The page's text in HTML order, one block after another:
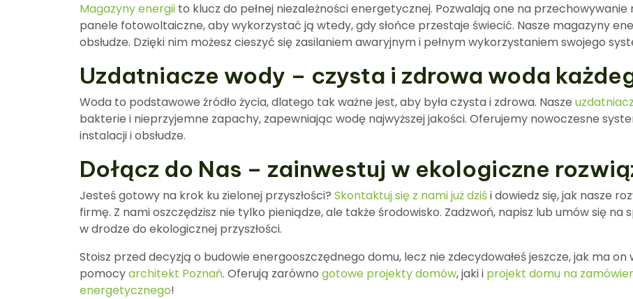
Magazyny energii to klucz do pełnej niezależności energetycznej. Pozwalają one na
panele fotowoltaiczne, aby wykorzystać ją wtedy, gdy słońce przestaje świecić. Nasze magazyny
obsłudze. Dzięki nim możesz cieszyć się zasilaniem awaryjnym i pełnym wykorzystaniem swojego
Uzdatniacze wody – czysta i zdrowa woda
Woda to podstawowe źródło życia, dlatego tak ważne jest, aby była czysta i zdrowa. Nasze
bakterie i nieprzyjemne zapachy, zapewniając wodę najwyższej jakości. Oferujemy nowoczesne
instalacji i obsłudze.
Dołącz do Nas – zainwestuj w ekologiczne
Jesteś gotowy na krok ku zielonej przyszłości? Skontaktuj się z nami już dziśi dowiedz się, jak nasze
firmę. Z nami oszczędzisz nie tylko pieniądze, ale także środowisko. Zadzwoń, napisz lub umów się
w drodze do ekologicznej przyszłości.
Stoisz przed decyzją o budowie energooszczędnego domu, lecz nie zdecydowałeś jeszcze, jak ma on
pomocyarchitekt Poznań. Oferują zarówno gotowe projekty domów, jaki i projekt domu na
energetycznego!